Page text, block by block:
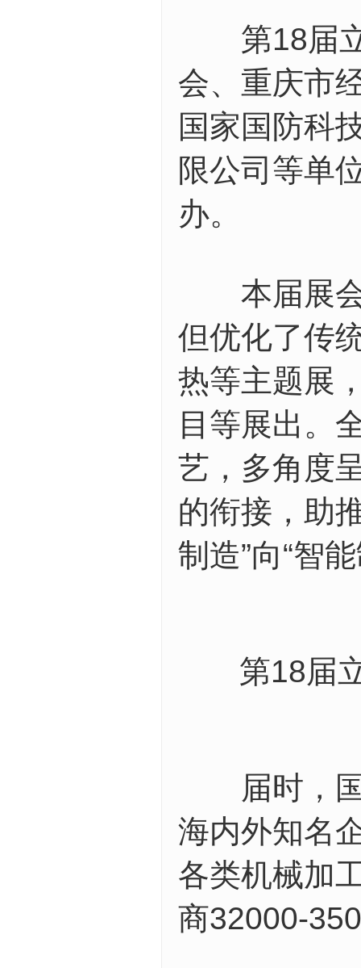
第18届立
会、重庆市
国家国防科
限公司等单
办。
本届展会
但优化了传
热等主题展
目等展出。
艺，多角度
的衔接，助
制造”向“智
第18届
届时，国
海内外知名
各类机械加
商32000-